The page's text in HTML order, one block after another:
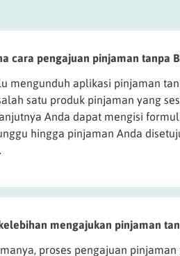
cara pengajuan pinjaman tanpa
mengunduh aplikasi pinjaman
satu produk pinjaman yang
Anda dapat mengisi
hingga pinjaman Anda
mengajukan pinjaman
proses pengajuan